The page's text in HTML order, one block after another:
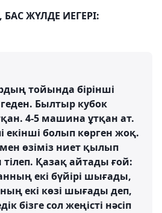
ЖҮЛДЕ ИЕГЕРІ:
тойында бірінші
Былтыр кубок
4-5 машина ұтқан ат.
екінші болып көрген жоқ.
өзіміз ниет қылып
Қазақ айтады ғой:
екі бүйірі шығады,
екі көзі шығады деп,
бізге сол жеңісті нәсіп